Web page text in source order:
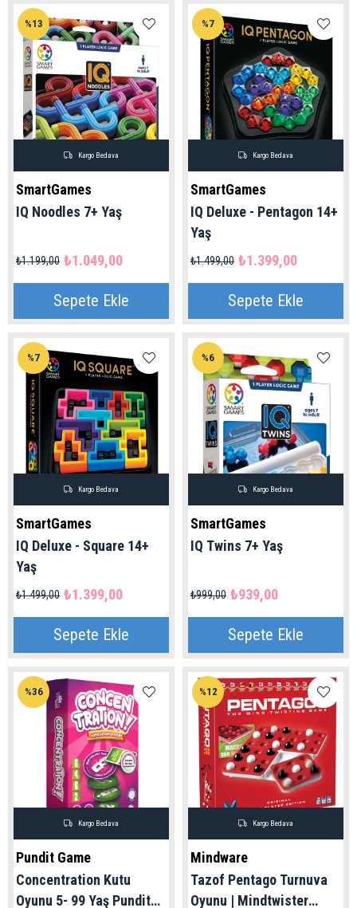
SmartGames
IQ Noodles 7+ Yaş
₺1.049,00
₺1.199,00
Sepete Ekle
%13
Kargo Bedava
SmartGames
IQ Deluxe - Pentagon 14+
Yaş
₺1.399,00
₺1.499,00
Sepete Ekle
%7
Kargo Bedava
SmartGames
IQ Deluxe - Square 14+
Yaş
₺1.399,00
₺1.499,00
Sepete Ekle
%7
Kargo Bedava
SmartGames
IQ Twins 7+ Yaş
₺939,00
₺999,00
Sepete Ekle
%6
Kargo Bedava
Pundit Game
Concentration Kutu
Oyunu 5- 99 Yaş Pundit
%36
Kargo Bedava
Mindware
Tazof Pentago Turnuva
Oyunu | Mindtwister
%12
Kargo Bedava